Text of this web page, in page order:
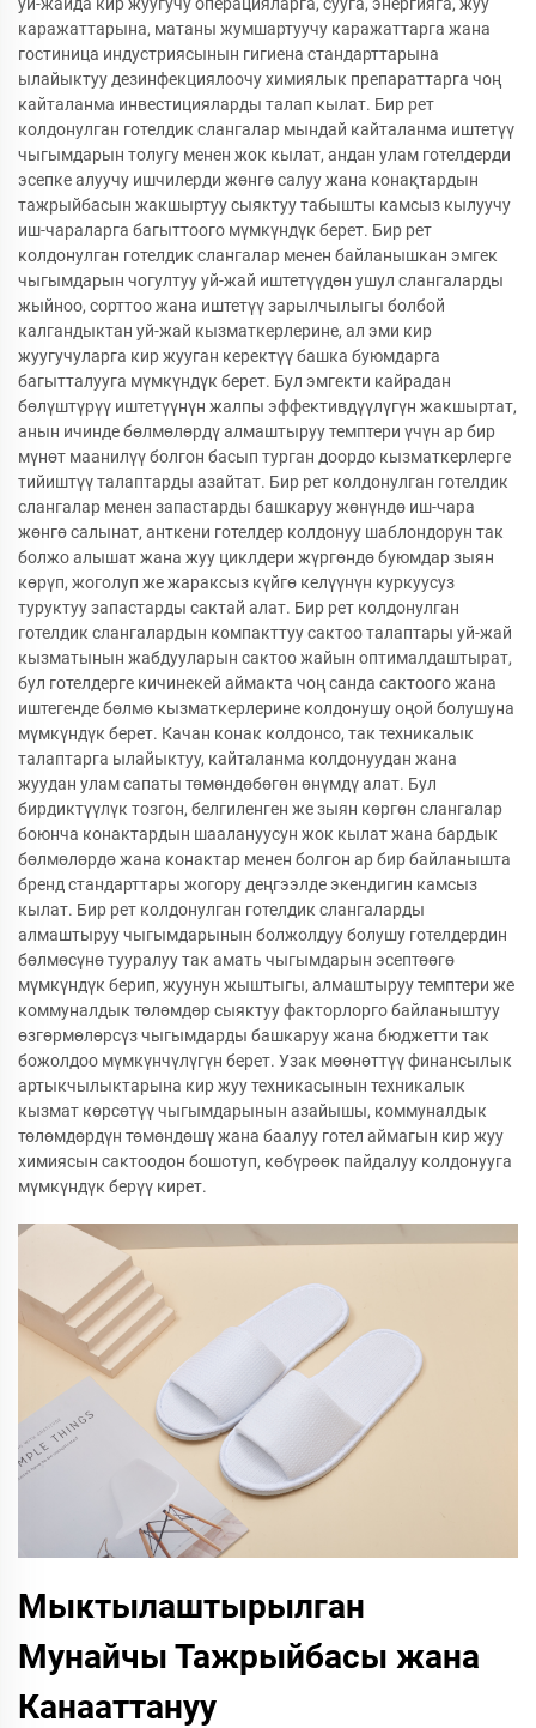
каражаттарына, матаны жумшартуучу каражаттарга жана
гостиница индустриясынын гигиена стандарттарына
ылайыктуу дезинфекциялоочу химиялык препараттарга чоң
кайталанма инвестицияларды талап кылат. Бир рет
колдонулган готелдик слангалар мындай кайталанма иштетүү
чыгымдарын толугу менен жок кылат, андан улам готелдерди
эсепке алуучу ишчилерди жөнгө салуу жана конақтардын
тажрыйбасын жакшыртуу сыяктуу табышты камсыз кылуучу
иш-чараларга багыттоого мүмкүндүк берет. Бир рет
колдонулган готелдик слангалар менен байланышкан эмгек
чыгымдарын чогултуу уй-жай иштетүүдөн ушул слангаларды
жыйноо, сорттоо жана иштетүү зарылчылыгы болбой
калгандыктан уй-жай кызматкерлерине, ал эми кир
жуугучуларга кир жууган керектүү башка буюмдарга
багытталууга мүмкүндүк берет. Бул эмгекти кайрадан
бөлүштүрүү иштетүүнүн жалпы эффективдүүлүгүн жакшыртат,
анын ичинде бөлмөлөрдү алмаштыруу темптери үчүн ар бир
мүнөт маанилүү болгон басып турган доордо кызматкерлерге
тийиштүү талаптарды азайтат. Бир рет колдонулган готелдик
слангалар менен запастарды башкаруу жөнүндө иш-чара
жөнгө салынат, анткени готелдер колдонуу шаблондорун так
болжо алышат жана жуу циклдери жүргөндө буюмдар зыян
көрүп, жоголуп же жараксыз күйгө келүүнүн куркуусуз
туруктуу запастарды сактай алат. Бир рет колдонулган
готелдик слангалардын компакттуу сактоо талаптары уй-жай
кызматынын жабдууларын сактоо жайын оптималдаштырат,
бул готелдерге кичинекей аймакта чоң санда сактоого жана
иштегенде бөлмө кызматкерлерине колдонушу оңой болушуна
мүмкүндүк берет. Качан конак колдонсо, так техникалык
талаптарга ылайыктуу, кайталанма колдонуудан жана
жуудан улам сапаты төмөндөбөгөн өнүмдү алат. Бул
бирдиктүүлүк тозгон, белгиленген же зыян көргөн слангалар
боюнча конактардын шаалануусун жок кылат жана бардык
бөлмөлөрдө жана конактар менен болгон ар бир байланышта
бренд стандарттары жогору деңгээлде экендигин камсыз
кылат. Бир рет колдонулган готелдик слангаларды
алмаштыруу чыгымдарынын болжолдуу болушу готелдердин
бөлмөсүнө тууралуу так амать чыгымдарын эсептөөгө
мүмкүндүк берип, жуунун жыштыгы, алмаштыруу темптери же
коммуналдык төлөмдөр сыяктуу факторлорго байланыштуу
өзгөрмөлөрсүз чыгымдарды башкаруу жана бюджетти так
божолдоо мүмкүнчүлүгүн берет. Узак мөөнөттүү финансылык
артыкчылыктарына кир жуу техникасынын техникалык
кызмат көрсөтүү чыгымдарынын азайышы, коммуналдык
төлөмдөрдүн төмөндөшү жана баалуу готел аймагын кир жуу
химиясын сактоодон бошотуп, көбүрөөк пайдалуу колдонууга
мүмкүндүк берүү кирет.
Мыктылаштырылган
Мунайчы Тажрыйбасы жана
Канааттануу